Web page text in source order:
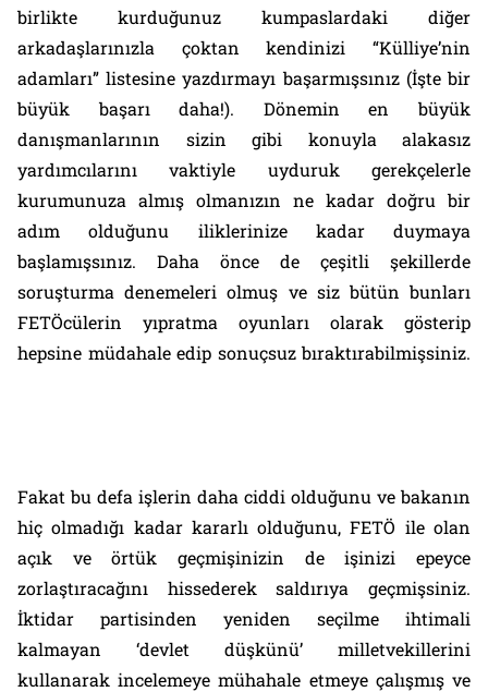
birlikte kurduğunuz kumpaslardaki diğer
arkadaşlarınızla çoktan kendinizi “Külliye’nin
adamları” listesine yazdırmayı başarmışsınız (İşte bir
büyük başarı daha!). Dönemin en büyük
danışmanlarının sizin gibi konuyla alakasız
yardımcılarını vaktiyle uyduruk gerekçelerle
kurumunuza almış olmanızın ne kadar doğru bir
adım olduğunu iliklerinize kadar duymaya
başlamışsınız. Daha önce de çeşitli şekillerde
soruşturma denemeleri olmuş ve siz bütün bunları
FETÖcülerin yıpratma oyunları olarak gösterip
hepsine müdahale edip sonuçsuz bıraktırabilmişsiniz.
Fakat bu defa işlerin daha ciddi olduğunu ve bakanın
hiç olmadığı kadar kararlı olduğunu, FETÖ ile olan
açık ve örtük geçmişinizin de işinizi epeyce
zorlaştıracağını hissederek saldırıya geçmişsiniz.
İktidar partisinden yeniden seçilme ihtimali
kalmayan ‘devlet düşkünü’ milletvekillerini
kullanarak incelemeye mühahale etmeye çalışmış ve